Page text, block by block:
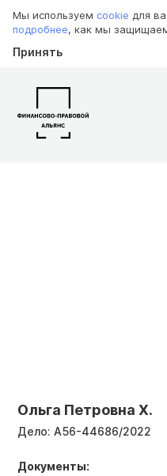
Мы используем cookie для
подробнее, как мы
Принять
Ольга Петровна Х.
Дело: А56-44686/2022
Документы: